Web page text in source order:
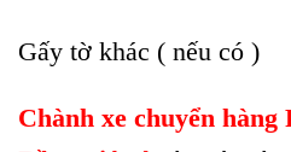
Gấy tờ khác ( nếu có )
Chành xe chuyển hàng